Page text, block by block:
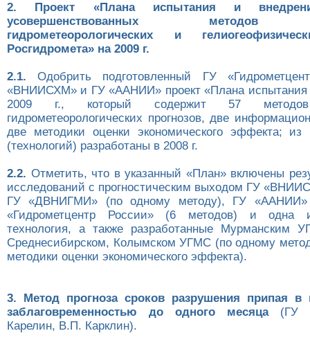
2. Проект «Плана испытания и
усовершенствованных методов
гидрометеорологических и
Росгидромета» на 2009 г.
2.1. Одобрить подготовленный ГУ
«ВНИИСХМ» и ГУ «ААНИИ» проект «Плана испытания
2009 г., который содержит 57 методов
гидрометеорологических прогнозов, две
две методики оценки экономического эффекта;
(технологий) разработаны в 2008 г.
2.2. Отметить, что в указанный «План» включены
исследований с прогностическим выходом ГУ
ГУ «ДВНИГМИ» (по одному методу), ГУ
«Гидрометцентр России» (6 методов) и одна
технология, а также разработанные Мурманским
Среднесибирском, Колымском УГМС (по одному
методики оценки экономического эффекта).
3. Метод прогноза сроков разрушения припая в
заблаговременностью до одного месяца(ГУ
Карелин, В.П. Карклин).